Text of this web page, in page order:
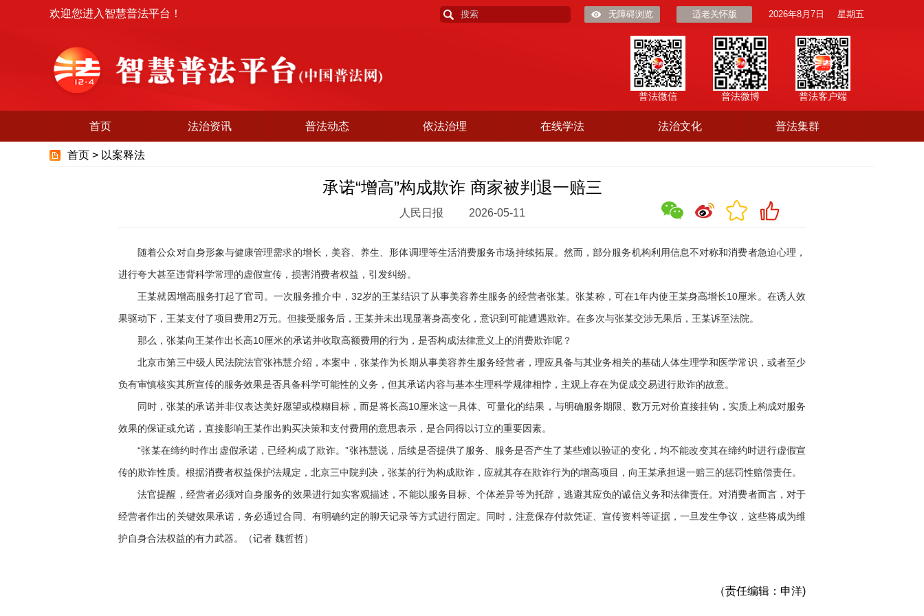
欢迎您进入智慧普法平台！ 无障碍浏览 适老关怀版 2026年8月7日 星期五
普法客户端
普法微博
普法微信
首页 法治资讯 普法动态 依法治理 在线学法 法治文化 普法集群
首页 > 以案释法
承诺“增高”构成欺诈 商家被判退一赔三
人民日报 2026-05-11
随着公众对自身形象与健康管理需求的增长，美容、养生、形体调理等生活消费服务市场持续拓展。然而，部分服务机构利用信息不对称和消费者急迫心理，
进行夸大甚至违背科学常理的虚假宣传，损害消费者权益，引发纠纷。
王某就因增高服务打起了官司。一次服务推介中，32岁的王某结识了从事美容养生服务的经营者张某。张某称，可在1年内使王某身高增长10厘米。在诱人效
果驱动下，王某支付了项目费用2万元。但接受服务后，王某并未出现显著身高变化，意识到可能遭遇欺诈。在多次与张某交涉无果后，王某诉至法院。
那么，张某向王某作出长高10厘米的承诺并收取高额费用的行为，是否构成法律意义上的消费欺诈呢？
北京市第三中级人民法院法官张祎慧介绍，本案中，张某作为长期从事美容养生服务经营者，理应具备与其业务相关的基础人体生理学和医学常识，或者至少
负有审慎核实其所宣传的服务效果是否具备科学可能性的义务，但其承诺内容与基本生理科学规律相悖，主观上存在为促成交易进行欺诈的故意。
同时，张某的承诺并非仅表达美好愿望或模糊目标，而是将长高10厘米这一具体、可量化的结果，与明确服务期限、数万元对价直接挂钩，实质上构成对服务
效果的保证或允诺，直接影响王某作出购买决策和支付费用的意思表示，是合同得以订立的重要因素。
“张某在缔约时作出虚假承诺，已经构成了欺诈。”张祎慧说，后续是否提供了服务、服务是否产生了某些难以验证的变化，均不能改变其在缔约时进行虚假宣
传的欺诈性质。根据消费者权益保护法规定，北京三中院判决，张某的行为构成欺诈，应就其存在欺诈行为的增高项目，向王某承担退一赔三的惩罚性赔偿责任。
法官提醒，经营者必须对自身服务的效果进行如实客观描述，不能以服务目标、个体差异等为托辞，逃避其应负的诚信义务和法律责任。对消费者而言，对于
经营者作出的关键效果承诺，务必通过合同、有明确约定的聊天记录等方式进行固定。同时，注意保存付款凭证、宣传资料等证据，一旦发生争议，这些将成为维
护自身合法权益的有力武器。（记者 魏哲哲）
（责任编辑：申洋)